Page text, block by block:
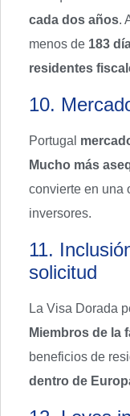
cada dos años.
menos de 183
residentes
10.
Portugal
Mucho más
convierte en una
inversores.
11.
solicitud
La Visa Dorada
Miembros de la
beneficios de
dentro de